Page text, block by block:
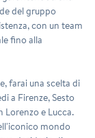
del gruppo
con un team
fino alla
farai una scelta di
a Firenze,Sesto
Lorenzoe Lucca.
mondo